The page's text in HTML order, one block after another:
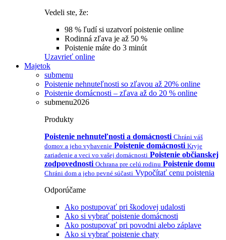
Vedeli ste, že:
98 % ľudí si uzatvorí poistenie online
Rodinná zľava je až 50 %
Poistenie máte do 3 minút
Uzavrieť online
Majetok
submenu
Poistenie nehnuteľnosti so zľavou až 20% online
Poistenie domácnosti – zľava až do 20 % online
submenu2026
Produkty
Poistenie nehnuteľnosti a domácnosti Chráni váš
domov a jeho vybavenie Poistenie domácnosti Kryje
zariadenie a veci vo vašej domácnosti Poistenie občianskej
zodpovednosti Ochrana pre celú rodinu Poistenie domu
Chráni dom a jeho pevné súčasti Vypočítať cenu poistenia
Odporúčame
Ako postupovať pri škodovej udalosti
Ako si vybrať poistenie domácnosti
Ako postupovať pri povodni alebo záplave
Ako si vybrať poistenie chaty